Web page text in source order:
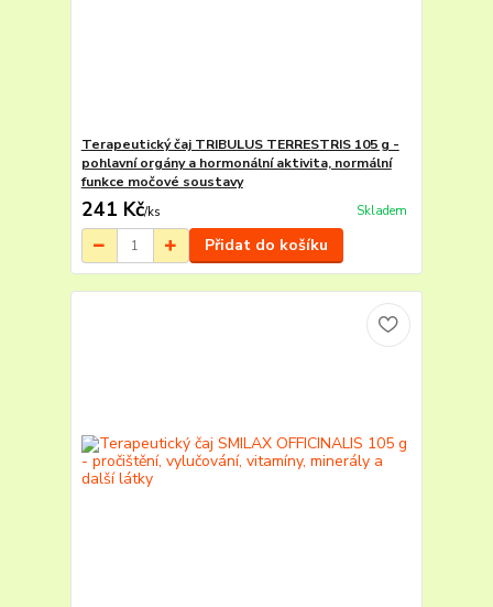
Terapeutický čaj TRIBULUS TERRESTRIS 105 g -
pohlavní orgány a hormonální aktivita, normální
funkce močové soustavy
241 Kč/ks Skladem
Přidat do košíku